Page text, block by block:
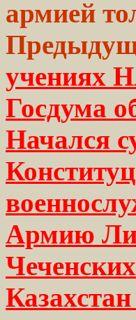
армией
учениях
Госдума
Начался
Армию